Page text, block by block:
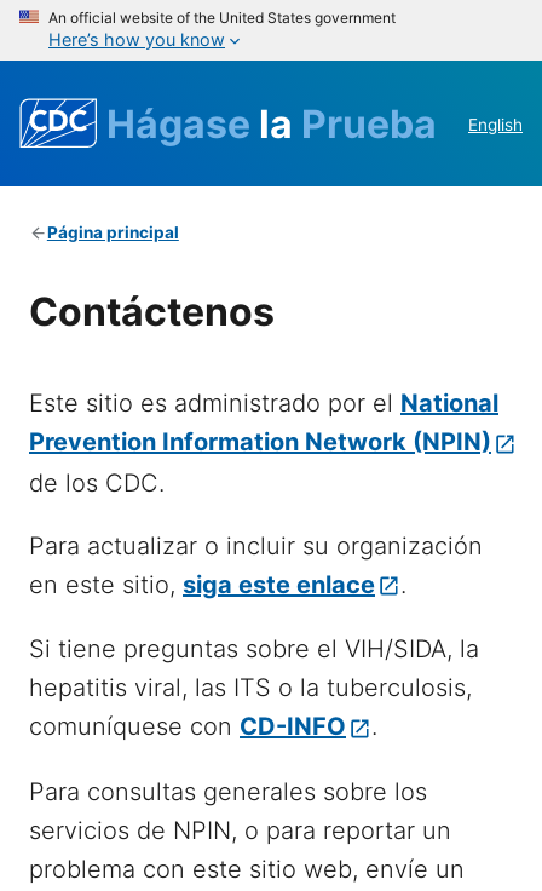
An official website of the United States government
Here’s how you know
Hágase la Prueba English
Página principal
Contáctenos
Este sitio es administrado por el National
Prevention Information Network (NPIN)
de los CDC.
Para actualizar o incluir su organización
en este sitio, siga este enlace .
Si tiene preguntas sobre el VIH/SIDA, la
hepatitis viral, las ITS o la tuberculosis,
comuníquese con CD-INFO .
Para consultas generales sobre los
servicios de NPIN, o para reportar un
problema con este sitio web, envíe un